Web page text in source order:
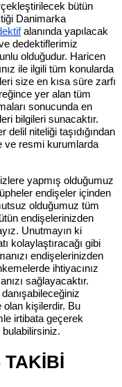
bütün
Danimarka
alanında yapılacak
dedektiflerimiz
olduğudur. Haricen
ile ilgili tüm konularda
size en kısa süre zarfı
yer alan tüm
sonucunda en
bilgileri sunacaktır.
niteliği taşıdığından
ve resmi kurumlarda
yapmış olduğumuz
endişeler içinden
olduğumuz tüm
endişelerinizden
Unutmayın ki
kolaylaştıracağı gibi
endişelerinizden
ihtiyacınız
sağlayacaktır.
kişilerdir. Bu
irtibata geçerek
bulabilirsiniz.